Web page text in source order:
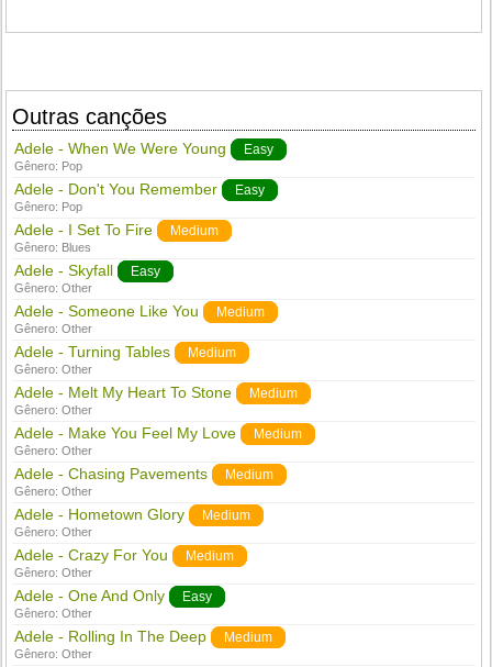
Outras canções
Adele - When We Were Young Easy
Gênero: Pop
Adele - Don't You Remember Easy
Gênero: Pop
Adele - I Set To Fire Medium
Gênero: Blues
Adele - Skyfall Easy
Gênero:Other
Adele - Someone Like You Medium
Gênero:Other
Adele - Turning Tables Medium
Gênero:Other
Adele - Melt My Heart To Stone Medium
Gênero:Other
Adele - Make You Feel My Love Medium
Gênero:Other
Adele - Chasing Pavements Medium
Gênero:Other
Adele - Hometown Glory Medium
Gênero:Other
Adele - Crazy For You Medium
Gênero:Other
Adele - One And Only Easy
Gênero:Other
Adele - Rolling In The Deep Medium
Gênero:Other